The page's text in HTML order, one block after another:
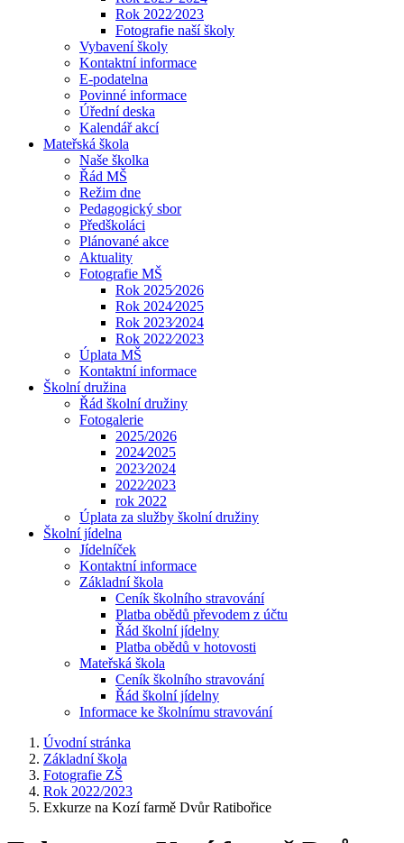
Rok 2022⁄2023
Fotografie naší školy
Vybavení školy
Kontaktní informace
E-podatelna
Povinné informace
Úřední deska
Kalendář akcí
Mateřská škola
Naše školka
Řád MŠ
Režim dne
Pedagogický sbor
Předškoláci
Plánované akce
Aktuality
Fotografie MŠ
Rok 2025⁄2026
Rok 2024⁄2025
Rok 2023⁄2024
Rok 2022⁄2023
Úplata MŠ
Kontaktní informace
Školní družina
Řád školní družiny
Fotogalerie
2025/2026
2024⁄2025
2023⁄2024
2022⁄2023
rok 2022
Úplata za služby školní družiny
Školní jídelna
Jídelníček
Kontaktní informace
Základní škola
Ceník školního stravování
Platba obědů převodem z účtu
Řád školní jídelny
Platba obědů v hotovosti
Mateřská škola
Ceník školního stravování
Řád školní jídelny
Informace ke školnímu stravování
Úvodní stránka
Základní škola
Fotografie ZŠ
Rok 2022/2023
Exkurze na Kozí farmě Dvůr Ratibořice